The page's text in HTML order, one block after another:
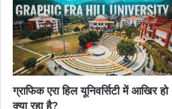
ग्राफिक एरा हिल यूनिवर्सिटी में आखिर हो
क्या रहा है?